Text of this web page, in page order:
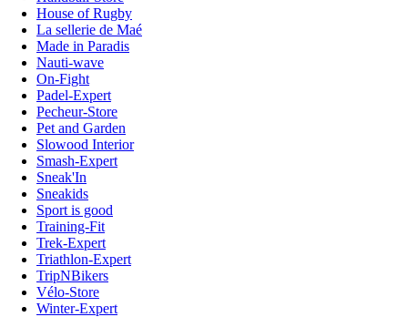
House of Rugby
La sellerie de Maé
Made in Paradis
Nauti-wave
On-Fight
Padel-Expert
Pecheur-Store
Pet and Garden
Slowood Interior
Smash-Expert
Sneak'In
Sneakids
Sport is good
Training-Fit
Trek-Expert
Triathlon-Expert
TripNBikers
Vélo-Store
Winter-Expert